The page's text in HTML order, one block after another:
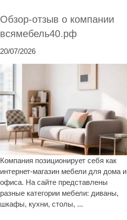
Обзор-отзыв о компании
всямебель40.рф
20/07/2026
Компания позиционирует себя как
интернет-магазин мебели для дома и
офиса. На сайте представлены
разные категории мебели: диваны,
шкафы, кухни, столы, ...